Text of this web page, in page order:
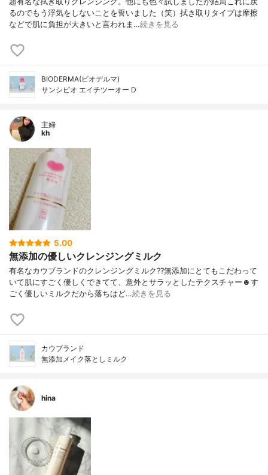
るのでもう浮気をしないことを誓いました（笑）拭き取りタイプは摩擦
などで肌に負担が大きいと言われま…続きを見る
BIODERMA(ビオデルマ)
サンシビオ エイチツーオー D
主婦
kh
5.00
無添加の優しいクレンジングミルク
有名なカウブランドのクレンジングミルク??無添加にとてもこだわって
いて肌にすごく優しくできてて、意外とサラッとしたテクスチャー☻す
ごく優しいミルクだから落ちはど…続きを見る
カウブランド
無添加メイク落としミルク
hina